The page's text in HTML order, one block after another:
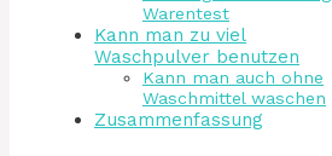
Warentest
Kann man zu viel
Waschpulver benutzen
Kann man auch ohne
Waschmittel waschen
Zusammenfassung